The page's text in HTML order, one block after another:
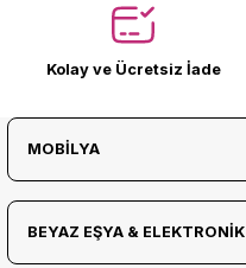
Kolay ve Ücretsiz İade
MOBİLYA
BEYAZ EŞYA & ELEKTRONİK